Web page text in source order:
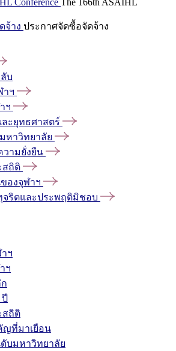
Conference The 166th ASAIHL
จ้าง ประกาศจัดซื้อจัดจ้าง
บ
าฯ
ฯ
ะยุทธศาสตร์
หาวิทยาลัย
วามยั่งยืน
สถิติ
องจุฬาฯ
จริตและประพฤติมิชอบ
ฯ
ฯ
สถิติ
ที่มาเยือน
บมหาวิทยาลัย